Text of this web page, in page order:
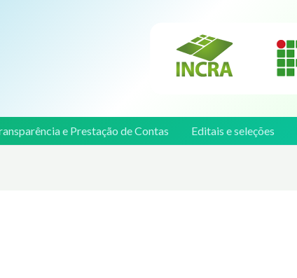
e Prestação de Contas Editais e seleções